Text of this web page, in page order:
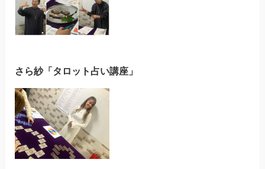
さら紗「タロット占い講座」